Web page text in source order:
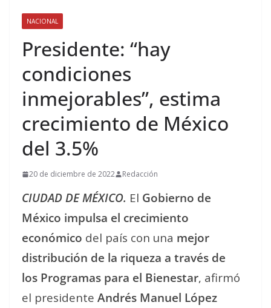
NACIONAL
Presidente: “hay
condiciones
inmejorables”, estima
crecimiento de México
del 3.5%
20 de diciembre de 2022 Redacción
CIUDAD DE MÉXICO. El Gobierno de
México impulsa el crecimiento
económico del país con una mejor
distribución de la riqueza a través de
los Programas para el Bienestar, afirmó
el presidente Andrés Manuel López